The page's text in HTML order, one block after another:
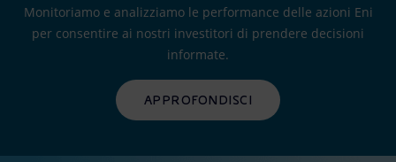
Monitoriamo e analizziamo le performance delle azioni Eni
per consentire ai nostri investitori di prendere decisioni
informate.
APPROFONDISCI